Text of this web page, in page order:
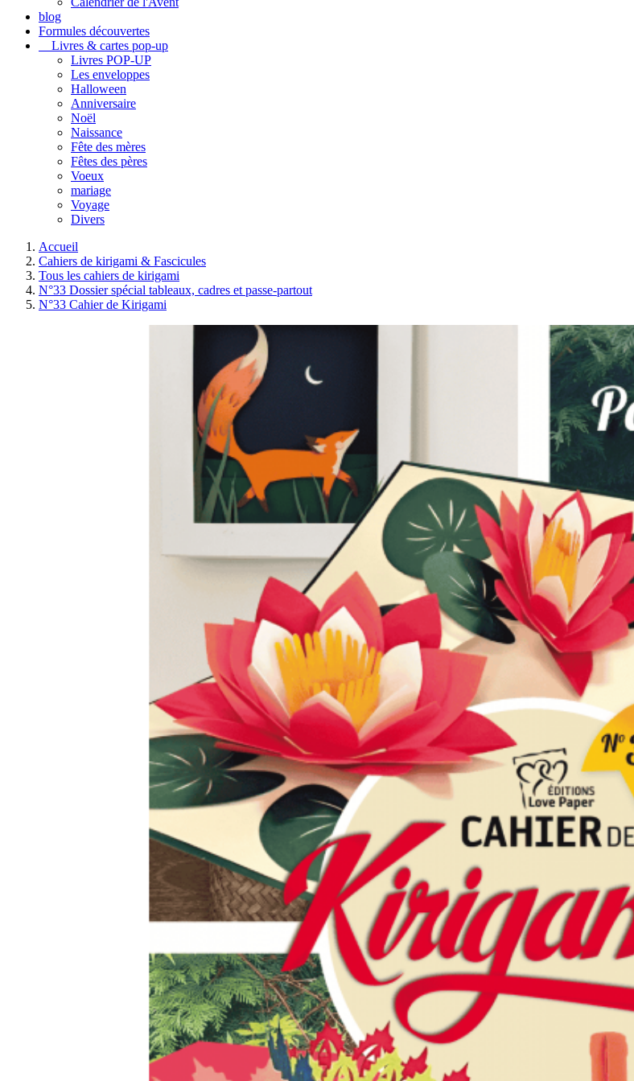
blog
Formules découvertes
Livres & cartes pop-up
Livres POP-UP
Les enveloppes
Halloween
Anniversaire
Noël
Naissance
Fête des mères
Fêtes des pères
Voeux
mariage
Voyage
Divers
Accueil
Cahiers de kirigami & Fascicules
Tous les cahiers de kirigami
N°33 Dossier spécial tableaux, cadres et passe-partout
N°33 Cahier de Kirigami